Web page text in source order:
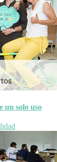
un solo uso